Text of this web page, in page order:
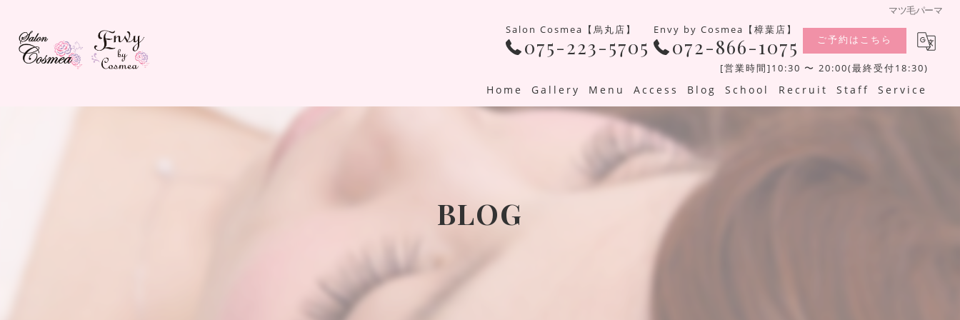
マツ毛パーマ
Salon Cosmea【烏丸店】
075-223-5705
Envy by Cosmea【樟葉店】
072-866-1075 ご予約はこちら
[営業時間]10:30 〜 20:00(最終受付18:30)
Home Gallery Menu Access Blog School Recruit Staff Service
BLOG